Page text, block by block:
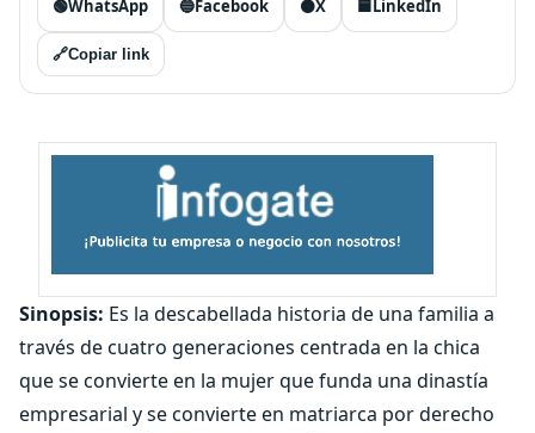
🟢WhatsApp 🔵Facebook ⚫X 🟦LinkedIn
🔗Copiar link
Sinopsis: Es la descabellada historia de una familia a
través de cuatro generaciones centrada en la chica
que se convierte en la mujer que funda una dinastía
empresarial y se convierte en matriarca por derecho